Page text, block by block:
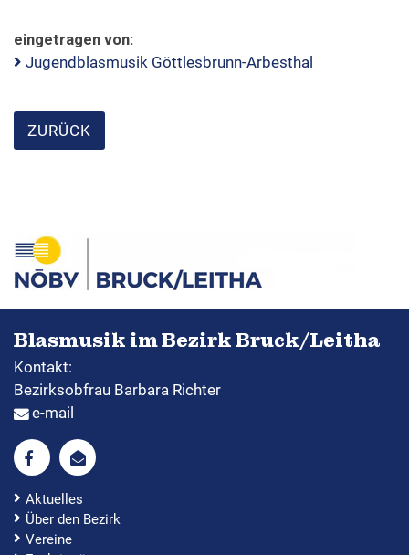
eingetragen von:
Jugendblasmusik Göttlesbrunn-Arbesthal
ZURÜCK
Blasmusik im Bezirk Bruck/Leitha
Kontakt:
Bezirksobfrau Barbara Richter
e-mail
Aktuelles
Über den Bezirk
Vereine